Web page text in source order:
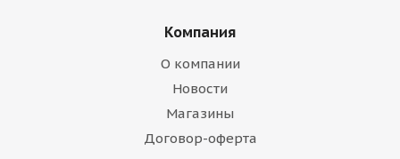
Компания
О компании
Новости
Магазины
Договор-оферта